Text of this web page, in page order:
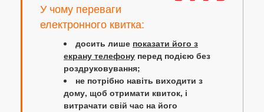
У чому переваги
електронного квитка:
досить лише показати його з
екрану телефону перед подією без
роздруковування;
не потрібно навіть виходити з
дому, щоб отримати квиток, і
витрачати свій час на його